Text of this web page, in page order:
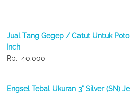
Jual Tang Gegep / Catut Untuk
Inch
Rp. 40.000
Engsel Tebal Ukuran 3" Silver (SN)